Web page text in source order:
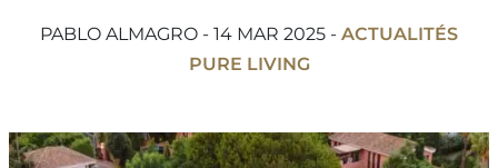
PABLO ALMAGRO - 14 MAR 2025 - ACTUALITÉS
PURE LIVING